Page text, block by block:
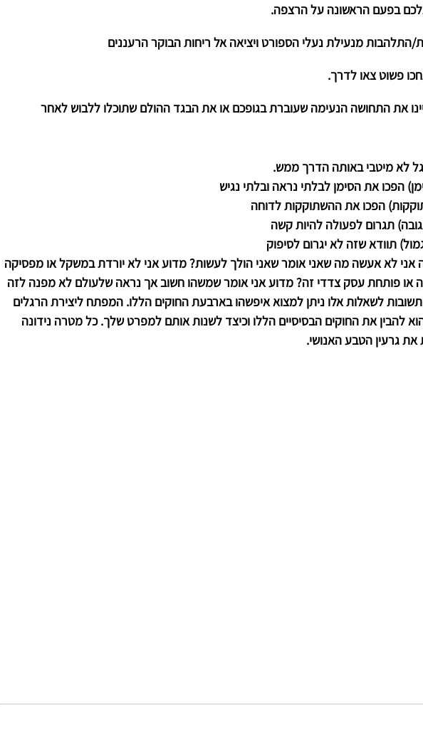
בפעם הראשונה על הרצפה.
התלהבות מנעילת נעלי הספורט ויציאה אל ריחות הבוקר הרעננים
פשוט צאו לדרך.
את התחושה הנעימה שעוברת בגופכם או את הבגד ההולם שתוכלו ללבוש לאחר
לא מיטבי באותה הדרך ממש.
הפכו את הסימן לבלתי נראה ובלתי נגיש
הפכו את ההשתוקקות לדוחה
תגרום לפעולה להיות קשה
תוודא שזה לא יגרום לסיפוק
לא אעשה מה שאני אומר שאני הולך לעשות? מדוע אני לא יורדת במשקל או מפסיקה
או פותחת עסק צדדי זה? מדוע אני אומר שמשהו חשוב אך נראה שלעולם לא מפנה לזה
לשאלות אלו ניתן למצוא איפשהו בארבעת החוקים הללו. המפתח ליצירת הרגלים
להבין את החוקים הבסיסיים הללו וכיצד לשנות אותם למפרט שלך. כל מטרה נידונה
גרעין הטבע האנושי.